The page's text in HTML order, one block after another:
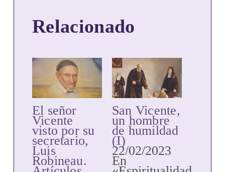
Relacionado
El señor
Vicente
visto por su
secretario,
Luis
Robineau.
San Vicente,
un hombre
de humildad
(I)
22/02/2023
En